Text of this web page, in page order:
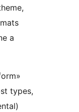
a
types,